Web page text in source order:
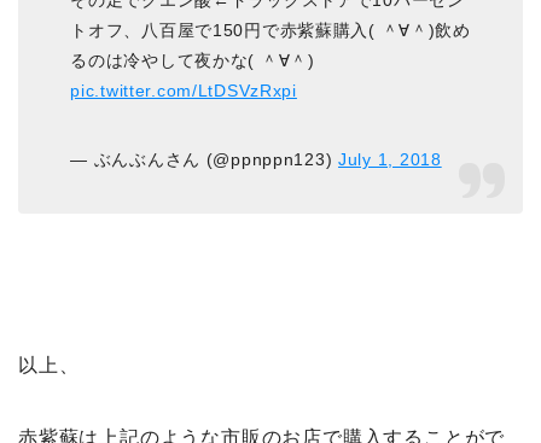
トオフ、八百屋で150円で赤紫蘇購入( ＾∀＾)飲め
るのは冷やして夜かな( ＾∀＾)
pic.twitter.com/LtDSVzRxpi
— ぶんぶんさん (@ppnppn123)July 1, 2018
以上、
赤紫蘇は上記のような市販のお店で購入することがで